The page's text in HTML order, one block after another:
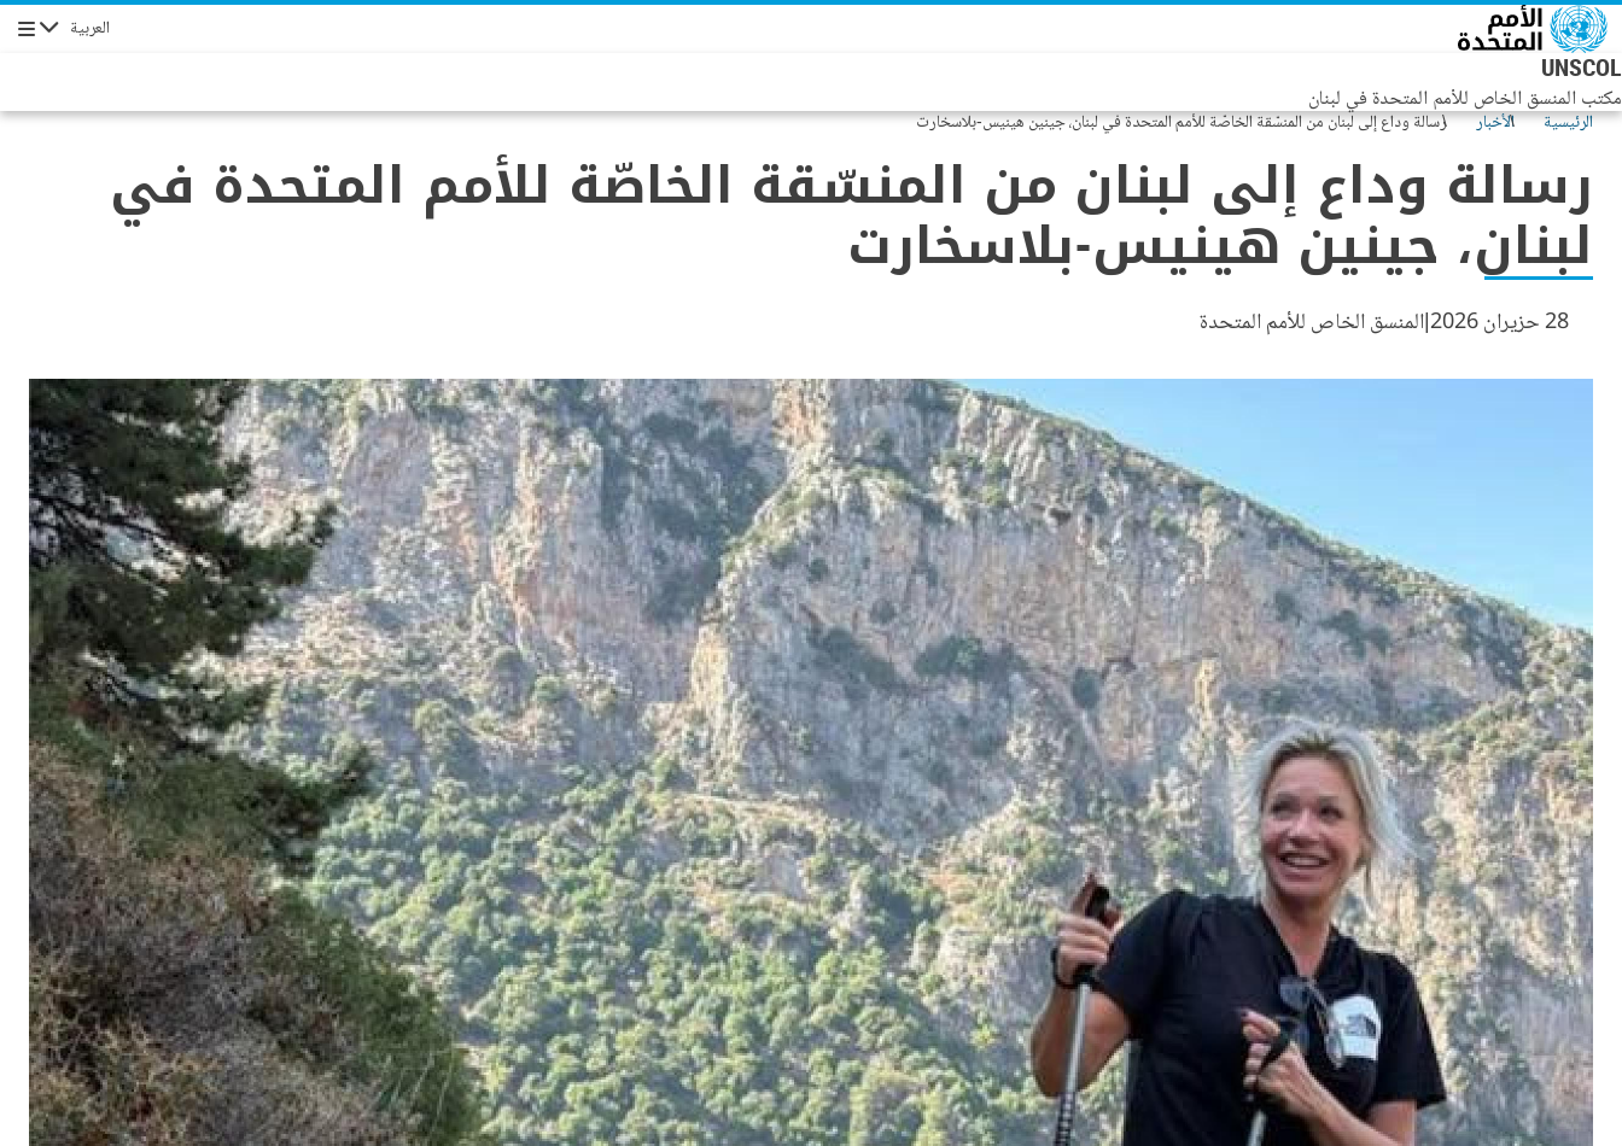
تجاوز إلى المحتوى الرئيسي العربية التنقل
UNSCOL
مكتب المنسق الخاص للأمم المتحدة في لبنان
الرئيسية الأخبار رسالة وداع إلى لبنان من المنسّقة الخاصّة للأمم المتحدة في لبنان، جينين هينيس-بلاسخارت
رسالة وداع إلى لبنان من المنسّقة الخاصّة للأمم المتحدة في
لبنان، جينين هينيس-بلاسخارت
28 حزيران 2026 المنسق الخاص للأمم المتحدة